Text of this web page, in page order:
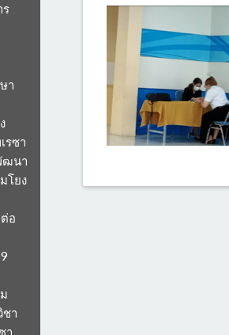
ร
า
รซา
ฒนา
โยง
อ
า
า